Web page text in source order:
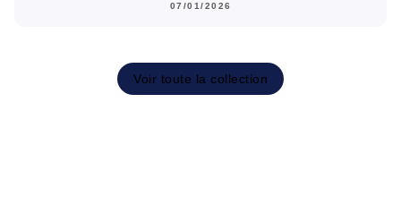
07/01/2026
Voir toute la collection